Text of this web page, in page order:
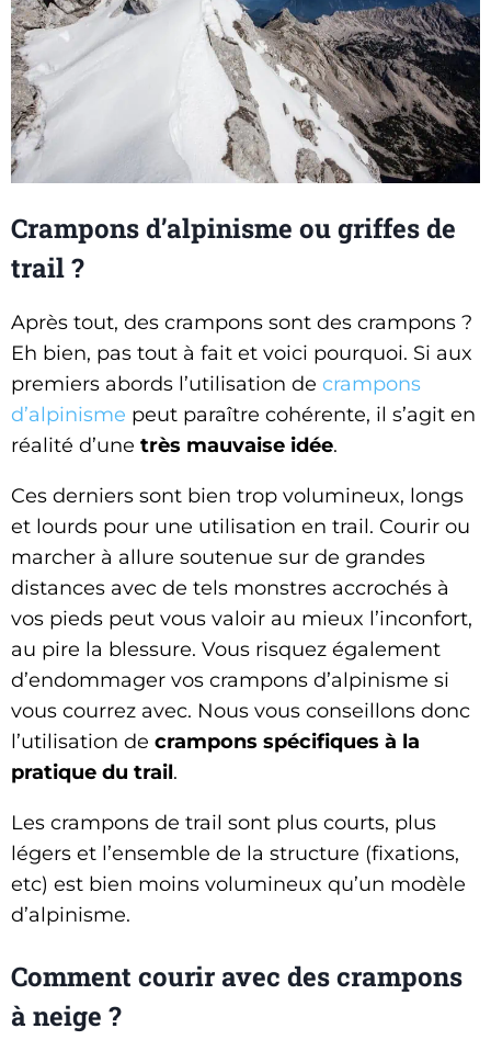
Crampons d’alpinisme ou griffes de
trail ?
Après tout, des crampons sont des crampons ?
Eh bien, pas tout à fait et voici pourquoi. Si aux
premiers abords l’utilisation de crampons
d’alpinisme peut paraître cohérente, il s’agit en
réalité d’une très mauvaise idée.
Ces derniers sont bien trop volumineux, longs
et lourds pour une utilisation en trail. Courir ou
marcher à allure soutenue sur de grandes
distances avec de tels monstres accrochés à
vos pieds peut vous valoir au mieux l’inconfort,
au pire la blessure. Vous risquez également
d’endommager vos crampons d’alpinisme si
vous courrez avec. Nous vous conseillons donc
l’utilisation de crampons spécifiques à la
pratique du trail.
Les crampons de trail sont plus courts, plus
légers et l’ensemble de la structure (fixations,
etc) est bien moins volumineux qu’un modèle
d’alpinisme.
Comment courir avec des crampons
à neige ?